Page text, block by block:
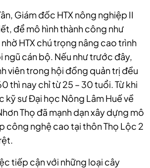
Giám đốc HTX nông nghiệp II
để mô hình thành công như
HTX chú trọng nâng cao trình
ngũ cán bộ. Nếu như trước đây,
viên trong hội đồng quản trị đều
thì nay chỉ từ 25 – 30 tuổi. Từ khi
kỹ sư Đại học Nông Lâm Huế về
Thọ đã mạnh dạn xây dựng mô
công nghệ cao tại thôn Thọ Lộc 2
tiếp cận với những loại cây